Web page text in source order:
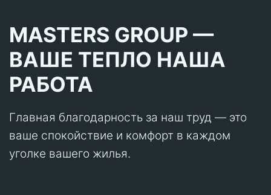
MASTERS GROUP —
ВАШЕ ТЕПЛО НАША
РАБОТА
Главная благодарность за наш труд — это
ваше спокойствие и комфорт в каждом
уголке вашего жилья.